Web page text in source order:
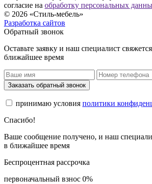
согласие на обработку персональных
© 2026 «Стиль-мебель»
Разработка сайтов
Обратный звонок
Оставьте заявку и наш специалист
ближайшее время
Заказать обратный звонок
принимаю условия политики
Спасибо!
Ваше сообщение получено, и наш
в ближайшее время
Беспроцентная рассрочка
первоначальный взнос 0%